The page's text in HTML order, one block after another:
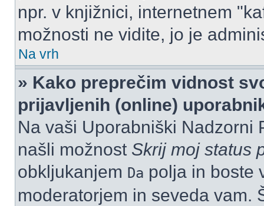
npr. v knjižnici, internetnem
možnosti ne vidite, jo je
Na vrh
» Kako preprečim vidnost
prijavljenih (online)
Na vaši Uporabniški Nadzorni
našli možnost Skrij moj status
obkljukanjem Da polja in boste
moderatorjem in seveda vam.